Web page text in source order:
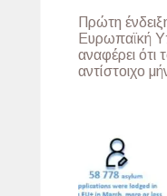
Πρώτη
Ευρωπαϊκή
αναφέρει ότι
αντίστοιχο